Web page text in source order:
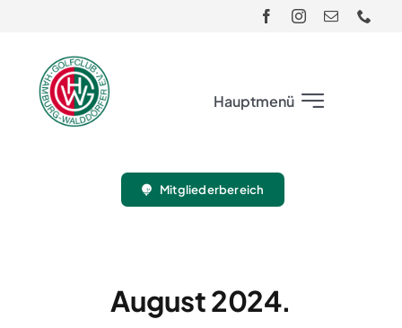
content
Hauptmenü
Mitgliederbereich
August 2024.